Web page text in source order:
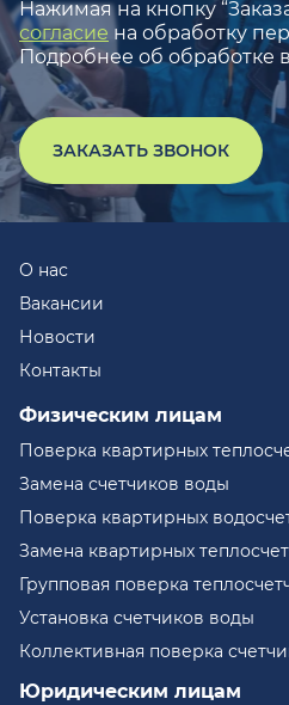
Нажимая на кнопку
согласие на обработку
Подробнее об обработке в
ЗАКАЗАТЬ ЗВОНОК
О нас
Вакансии
Новости
Контакты
Физическим лицам
Поверка квартирных
Замена счетчиков воды
Поверка квартирных
Замена квартирных
Групповая поверка
Установка счетчиков воды
Коллективная поверка
Юридическим лицам